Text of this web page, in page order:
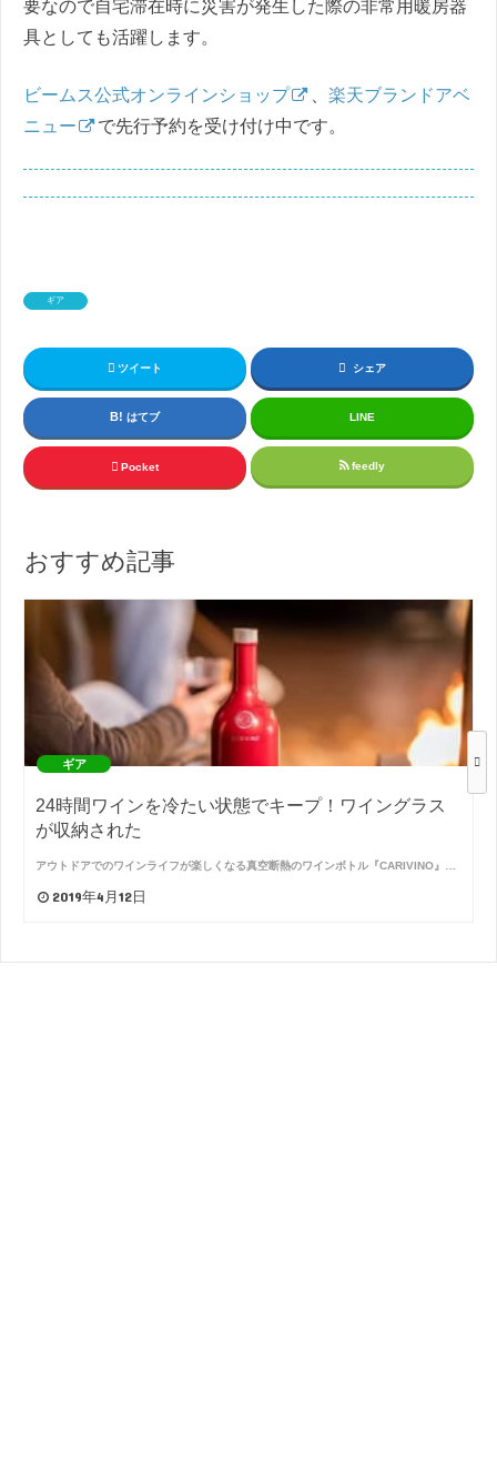
要なので自宅滞在時に災害が発生した際の非常用暖房器
具としても活躍します。
ビームス公式オンラインショップ
楽天ブランドアベ
ニュー
で先行予約を受け付け中です。
ギア
ツイート シェア
はてブ LINE
Pocket feedly
おすすめ記事
ギア
24時間ワインを冷たい状態でキープ！ワイングラス
が収納された
アウトドアでのワインライフが楽しくなる真空断熱のワインボトル『CARIVINO』…
2019年4月12日